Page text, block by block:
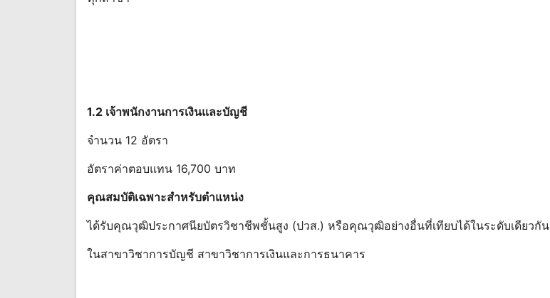
1.2 เจ้าพนักงานการเงินและบัญชี
จำนวน 12 อัตรา
อัตราค่าตอบแทน 16,700 บาท
คุณสมบัติเฉพาะสําหรับตําแหน่ง
ได้รับคุณวุฒิประกาศนียบัตรวิชาชีพชั้นสูง (ปวส.) หรือคุณวุฒิอย่างอื่นที่เทียบได้ในระดับเดียวกัน
ในสาขาวิชาการบัญชี สาขาวิชาการเงินและการธนาคาร